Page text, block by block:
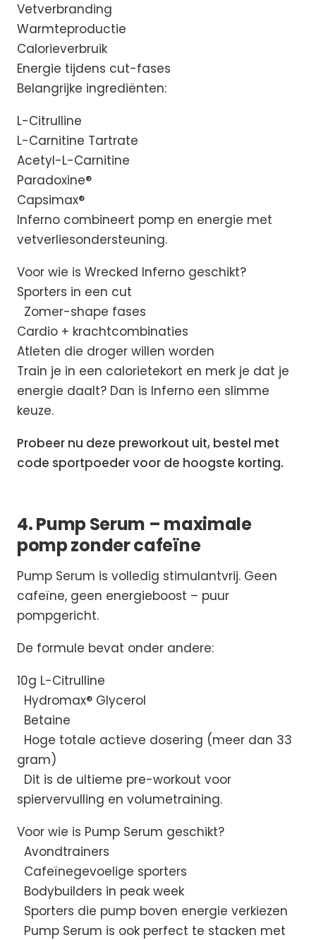
Vetverbranding
Warmteproductie
Calorieverbruik
Energie tijdens cut-fases
Belangrijke ingrediënten:
L-Citrulline
L-Carnitine Tartrate
Acetyl-L-Carnitine
Paradoxine®
Capsimax®
Inferno combineert pomp en energie met
vetverliesondersteuning.
Voor wie is Wrecked Inferno geschikt?
Sporters in een cut
Zomer-shape fases
Cardio + krachtcombinaties
Atleten die droger willen worden
Train je in een calorietekort en merk je dat je
energie daalt? Dan is Inferno een slimme
keuze.
Probeer nu deze preworkout uit, bestel met
code sportpoeder voor de hoogste korting.
4. Pump Serum – maximale
pomp zonder cafeïne
Pump Serum is volledig stimulantvrij. Geen
cafeïne, geen energieboost – puur
pompgericht.
De formule bevat onder andere:
10g L-Citrulline
Hydromax® Glycerol
Betaine
Hoge totale actieve dosering (meer dan 33
gram)
Dit is de ultieme pre-workout voor
spiervervulling en volumetraining.
Voor wie is Pump Serum geschikt?
Avondtrainers
Cafeïnegevoelige sporters
Bodybuilders in peak week
Sporters die pump boven energie verkiezen
Pump Serum is ook perfect te stacken met